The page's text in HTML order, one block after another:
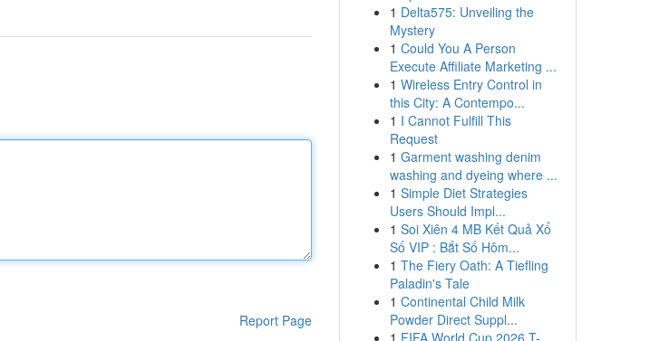
Report Page
1 Delta575: Unveiling the
Mystery
1 Could You A Person
Execute Affiliate Marketing ...
1 Wireless Entry Control in
this City: A Contempo...
1 I Cannot Fulfill This
Request
1 Garment washing denim
washing and dyeing where ...
1 Simple Diet Strategies
Users Should Impl...
1 Soi Xiên 4 MB Kết Quả Xổ
Số VIP : Bắt Số Hôm...
1 The Fiery Oath: A Tiefling
Paladin's Tale
1 Continental Child Milk
Powder Direct Suppl...
1 FIFA World Cup 2026 T-